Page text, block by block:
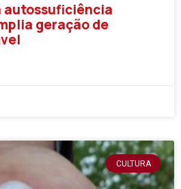
autossuficiência
geração de
CULTURA